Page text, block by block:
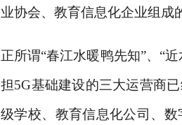
业协会、教育信息化企业组成
正所谓“春江水暖鸭先知”、“
担5G基础建设的三大运营商
级学校、教育信息化公司、